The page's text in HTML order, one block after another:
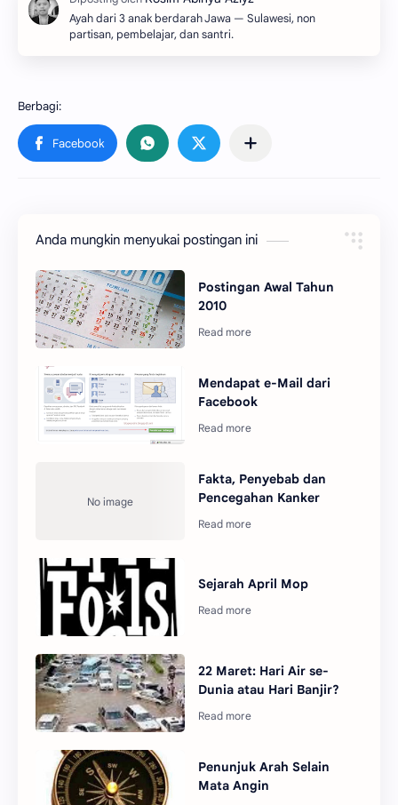
Ayah dari 3 anak berdarah Jawa — Sulawesi, non
partisan, pembelajar, dan santri.
Anda mungkin menyukai postingan ini
Postingan Awal Tahun
2010
Mendapat e-Mail dari
Facebook
Fakta, Penyebab dan
Pencegahan Kanker
Sejarah April Mop
22 Maret: Hari Air se-
Dunia atau Hari Banjir?
Penunjuk Arah Selain
Mata Angin